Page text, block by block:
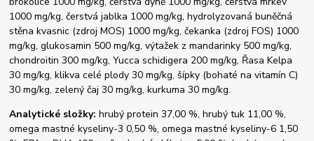
1000 mg/kg, čerstvá jablka 1000 mg/kg, hydrolyzovaná buněčná
stěna kvasnic (zdroj MOS) 1000 mg/kg, čekanka (zdroj FOS) 1000
mg/kg, glukosamin 500 mg/kg, výtažek z mandarinky 500 mg/kg,
chondroitin 300 mg/kg, Yucca schidigera 200 mg/kg, Řasa Kelpa
30 mg/kg, klikva celé plody 30 mg/kg, šípky (bohaté na vitamín C)
30 mg/kg, zelený čaj 30 mg/kg, kurkuma 30 mg/kg.
Analytické složky: hrubý protein 37,00 %, hrubý tuk 11,00 %,
omega mastné kyseliny-3 0,50 %, omega mastné kyseliny-6 1,50